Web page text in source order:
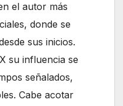
el autor más
donde se
sus inicios.
su influencia se
señalados,
Cabe acotar